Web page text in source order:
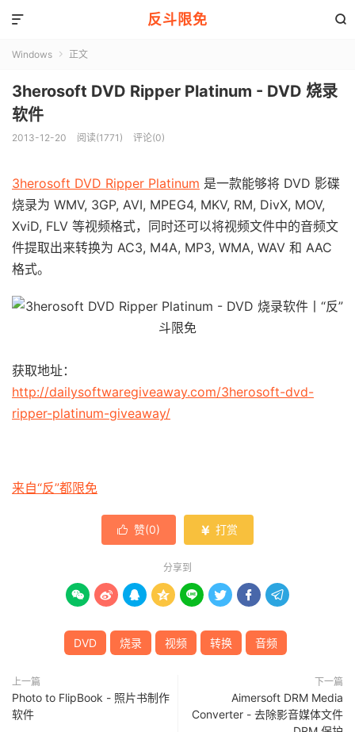
反斗限免 

Windows  正文
3herosoft DVD Ripper Platinum - DVD 烧录
软件
2013-12-20 阅读(1771) 评论(0)
3herosoft DVD Ripper Platinum 是一款能够将 DVD 影碟
烧录为 WMV, 3GP, AVI, MPEG4, MKV, RM, DivX, MOV,
XviD, FLV 等视频格式，同时还可以将视频文件中的音频文
件提取出来转换为 AC3, M4A, MP3, WMA, WAV 和 AAC
格式。
获取地址：
http://dailysoftwaregiveaway.com/3herosoft-dvd-
ripper-platinum-giveaway/
来自“反”都限免
 赞(0)  打赏
分享到
       
DVD 烧录 视频 转换 音频
上一篇
Photo to FlipBook - 照片书制作
软件
下一篇
Aimersoft DRM Media
Converter - 去除影音媒体文件